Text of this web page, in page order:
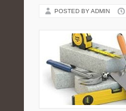
POSTED BY ADMIN